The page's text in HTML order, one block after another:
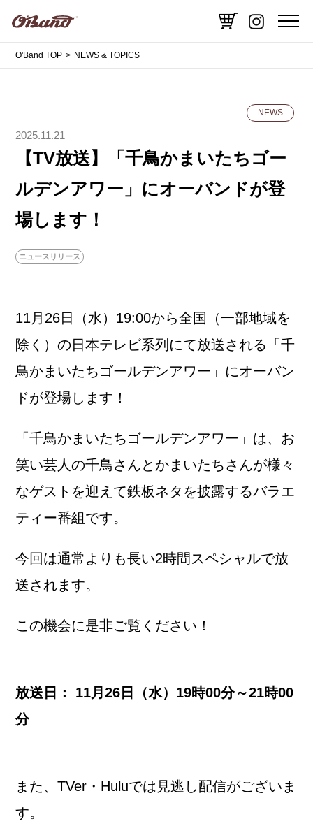
O'Band TOP NEWS & TOPICS
NEWS
2025.11.21
【TV放送】「千鳥かまいたちゴー
ルデンアワー」にオーバンドが登
場します！
ニュースリリース
11月26日（水）19:00から全国（一部地域を
除く）の日本テレビ系列にて放送される「千
鳥かまいたちゴールデンアワー」にオーバン
ドが登場します！
「千鳥かまいたちゴールデンアワー」は、お
笑い芸人の千鳥さんとかまいたちさんが様々
なゲストを迎えて鉄板ネタを披露するバラエ
ティー番組です。
今回は通常よりも長い2時間スペシャルで放
送されます。
この機会に是非ご覧ください！
放送日： 11月26日（水）19時00分～21時00
分
また、TVer・Huluでは見逃し配信がございま
す。